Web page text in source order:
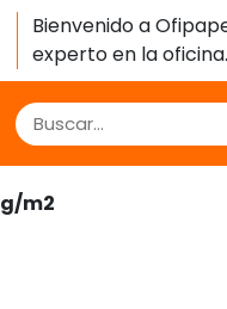
Bienvenido a
experto en la oficina.
m2